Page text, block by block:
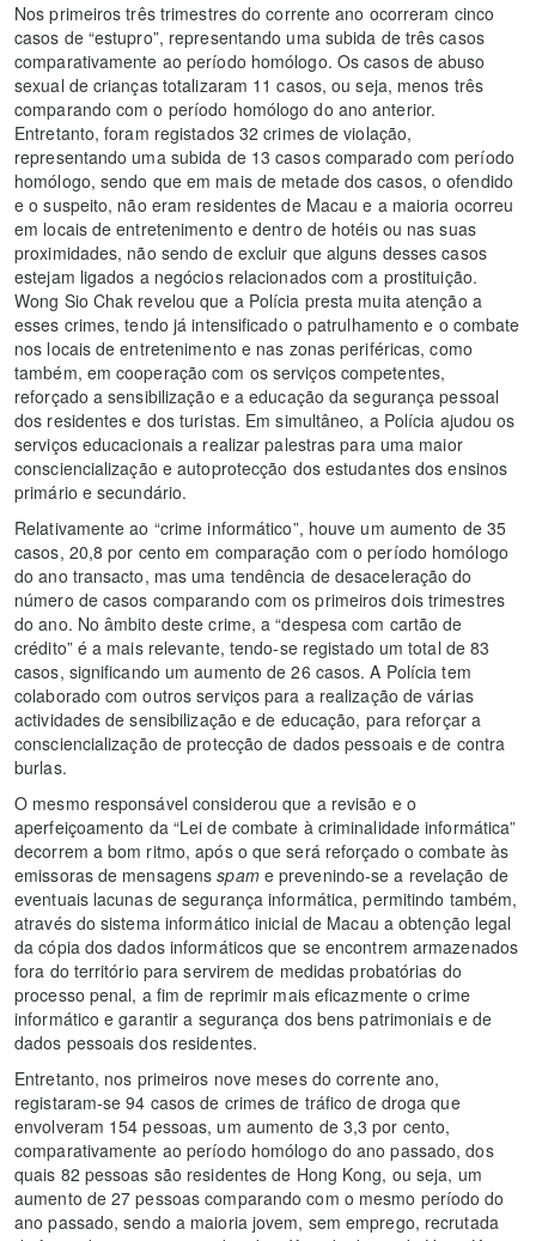
Nos primeiros três trimestres do corrente ano ocorreram cinco
casos de “estupro”, representando uma subida de três casos
comparativamente ao período homólogo. Os casos de abuso
sexual de crianças totalizaram 11 casos, ou seja, menos três
comparando com o período homólogo do ano anterior.
Entretanto, foram registados 32 crimes de violação,
representando uma subida de 13 casos comparado com período
homólogo, sendo que em mais de metade dos casos, o ofendido
e o suspeito, não eram residentes de Macau e a maioria ocorreu
em locais de entretenimento e dentro de hotéis ou nas suas
proximidades, não sendo de excluir que alguns desses casos
estejam ligados a negócios relacionados com a prostituição.
Wong Sio Chak revelou que a Polícia presta muita atenção a
esses crimes, tendo já intensificado o patrulhamento e o combate
nos locais de entretenimento e nas zonas periféricas, como
também, em cooperação com os serviços competentes,
reforçado a sensibilização e a educação da segurança pessoal
dos residentes e dos turistas. Em simultâneo, a Polícia ajudou os
serviços educacionais a realizar palestras para uma maior
consciencialização e autoprotecção dos estudantes dos ensinos
primário e secundário.
Relativamente ao “crime informático”, houve um aumento de 35
casos, 20,8 por cento em comparação com o período homólogo
do ano transacto, mas uma tendência de desaceleração do
número de casos comparando com os primeiros dois trimestres
do ano. No âmbito deste crime, a “despesa com cartão de
crédito” é a mais relevante, tendo-se registado um total de 83
casos, significando um aumento de 26 casos. A Polícia tem
colaborado com outros serviços para a realização de várias
actividades de sensibilização e de educação, para reforçar a
consciencialização de protecção de dados pessoais e de contra
burlas.
O mesmo responsável considerou que a revisão e o
aperfeiçoamento da “Lei de combate à criminalidade informática”
decorrem a bom ritmo, após o que será reforçado o combate às
emissoras de mensagensspame prevenindo-se a revelação de
eventuais lacunas de segurança informática, permitindo também,
através do sistema informático inicial de Macau a obtenção legal
da cópia dos dados informáticos que se encontrem armazenados
fora do território para servirem de medidas probatórias do
processo penal, a fim de reprimir mais eficazmente o crime
informático e garantir a segurança dos bens patrimoniais e de
dados pessoais dos residentes.
Entretanto, nos primeiros nove meses do corrente ano,
registaram-se 94 casos de crimes de tráfico de droga que
envolveram 154 pessoas, um aumento de 3,3 por cento,
comparativamente ao período homólogo do ano passado, dos
quais 82 pessoas são residentes de Hong Kong, ou seja, um
aumento de 27 pessoas comparando com o mesmo período do
ano passado, sendo a maioria jovem, sem emprego, recrutada